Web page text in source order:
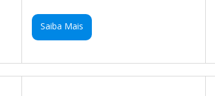
Saiba Mais